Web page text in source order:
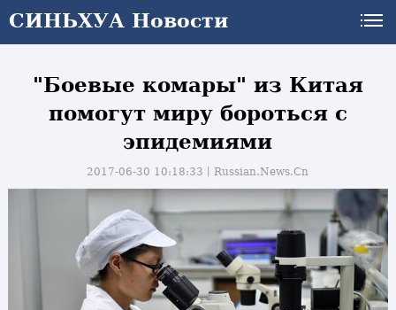
СИНЬХУА Новости
"Боевые комары" из Китая
помогут миру бороться с
эпидемиями
2017-06-30 10:18:33丨Russian.News.Cn